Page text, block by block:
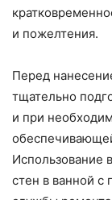
и пожелтения.
Перед
тщательно
и при
Использование
стен в ванной с